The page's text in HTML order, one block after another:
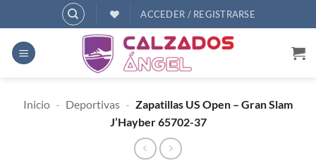
al
contenido
ACCEDER / REGISTRARSE
Inicio - Deportivas - Zapatillas US Open – Gran Slam
J’Hayber 65702-37